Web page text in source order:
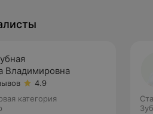
Владимировна
4.9
категория